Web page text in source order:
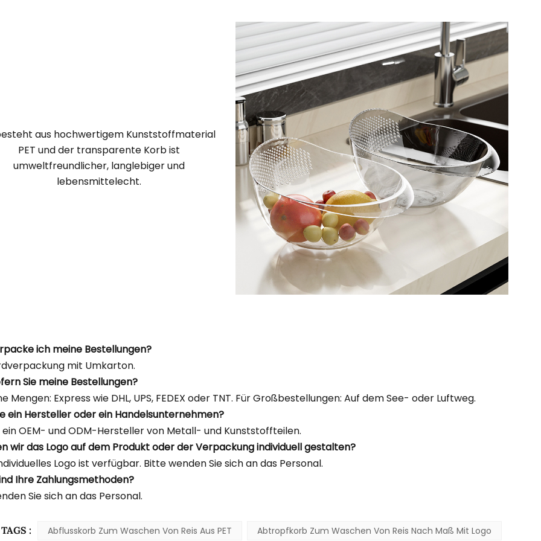
aus hochwertigem Kunststoffmaterial
PET und der transparente Korb ist
umweltfreundlicher, langlebiger und
lebensmittelecht.
ich meine Bestellungen?
mit Umkarton.
Sie meine Bestellungen?
Mengen: Express wie DHL, UPS, FEDEX oder TNT. Für Großbestellungen: Auf dem See- oder Luftweg.
ein Hersteller oder ein Handelsunternehmen?
ein OEM- und ODM-Hersteller von Metall- und Kunststoffteilen.
wir das Logo auf dem Produkt oder der Verpackung individuell gestalten?
Logo ist verfügbar. Bitte wenden Sie sich an das Personal.
Ihre Zahlungsmethoden?
Sie sich an das Personal.
: Abflusskorb Zum Waschen Von Reis Aus PET Abtropfkorb Zum Waschen Von Reis Nach Maß Mit Logo